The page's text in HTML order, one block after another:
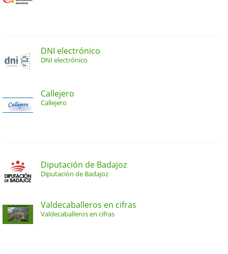
DNI electrónico
DNI electrónico
Callejero
Callejero
Diputación de Badajoz
Diputación de Badajoz
Valdecaballeros en cifras
Valdecaballeros en cifras